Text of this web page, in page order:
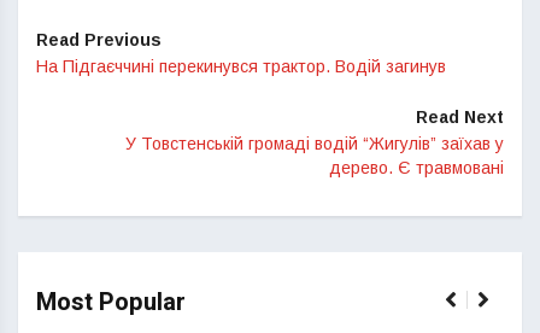
Read Previous
На Підгаєччині перекинувся трактор. Водій загинув
Read Next
У Товстенській громаді водій “Жигулів” заїхав у
дерево. Є травмовані
Most Popular